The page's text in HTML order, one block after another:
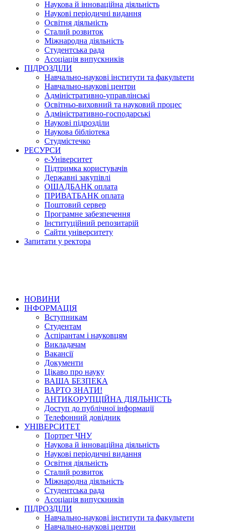
Наукова й інноваційна діяльність
Наукові періодичні видання
Освітня діяльність
Сталий розвиток
Міжнародна діяльність
Студентська рада
Асоціація випускників
ПІДРОЗДІЛИ
Навчально-наукові інститути та факультети
Навчально-наукові центри
Адміністративно-управлінські
Освітньо-виховний та науковий процес
Адміністративно-господарські
Наукові підрозділи
Наукова бібліотека
Студмістечко
РЕСУРСИ
е-Університет
Підтримка користувачів
Державні закупівлі
ОЩАДБАНК оплата
ПРИВАТБАНК оплата
Поштовий сервер
Програмне забезпечення
Інституційний репозитарій
Сайти університету
Запитати у ректора
НОВИНИ
ІНФОРМАЦІЯ
Вступникам
Студентам
Аспірантам і науковцям
Викладачам
Вакансії
Документи
Цікаво про науку
ВАША БЕЗПЕКА
ВАРТО ЗНАТИ!
АНТИКОРУПЦІЙНА ДІЯЛЬНІСТЬ
Доступ до публічної інформації
Телефонний довідник
УНІВЕРСИТЕТ
Портрет ЧНУ
Наукова й інноваційна діяльність
Наукові періодичні видання
Освітня діяльність
Сталий розвиток
Міжнародна діяльність
Студентська рада
Асоціація випускників
ПІДРОЗДІЛИ
Навчально-наукові інститути та факультети
Навчально-наукові центри